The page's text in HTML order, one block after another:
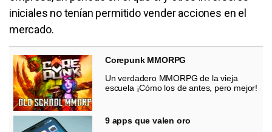
iniciales no tenían permitido vender acciones en el
mercado.
Corepunk MMORPG
Un verdadero MMORPG de la vieja
escuela ¡Cómo los de antes, pero mejor!
9 apps que valen oro